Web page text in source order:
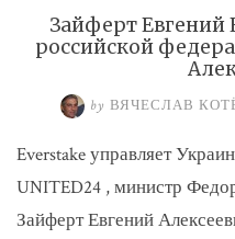
Зайферт Евгений
российской
by ВЯЧЕСЛАВ
Everstake управляет
UNITED24 , министр
Зайферт Евгений